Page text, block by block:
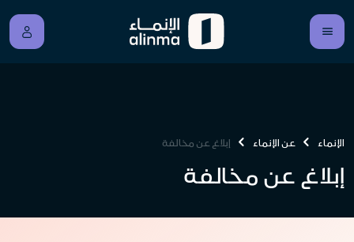
الإنماء عن الإنماء إبلاغ عن مخالفة
إبلاغ عن مخالفة